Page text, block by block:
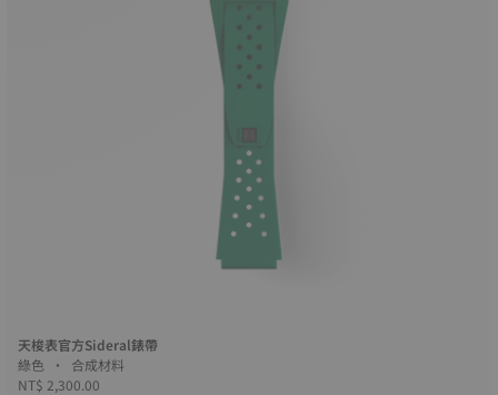
天梭表官方Sideral錶帶
綠色 • 合成材料
NT$ 2,300.00